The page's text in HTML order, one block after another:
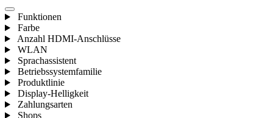
Funktionen
Farbe
Anzahl HDMI-Anschlüsse
WLAN
Sprachassistent
Betriebssystemfamilie
Produktlinie
Display-Helligkeit
Zahlungsarten
Shops